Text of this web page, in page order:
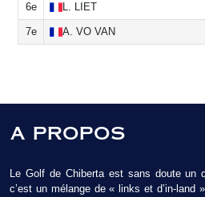
6e L. LIET
7e A. VO VAN
A PROPOS
Le Golf de Chiberta est sans doute un
c’est un mélange de « links et d’in-land